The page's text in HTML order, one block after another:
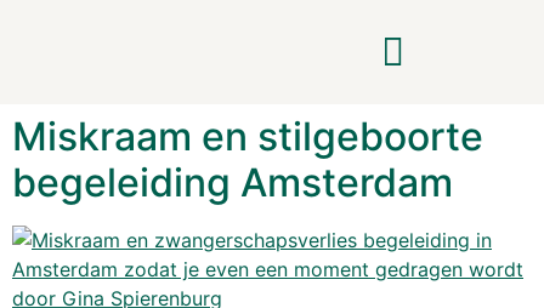
Miskraam en stilgeboorte
begeleiding Amsterdam